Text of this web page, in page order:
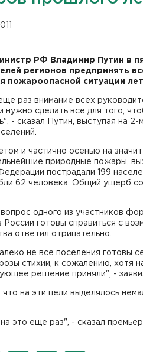
РФ Владимир Путин в
регионов предпринять
пожароопасной ситуации
раз внимание всех
нужно сделать все для того,
- сказал Путин, выступая на
и частично осенью на
природные пожары,
пострадали 199
62 человека. Общий ущерб
одного из участников
России готовы справиться с
ответил отрицательно.
не все поселения готовы
стихии, к сожалению, хотя
решение приняли", -
что на эти цели выделялось
это еще раз", - сказал премьер.